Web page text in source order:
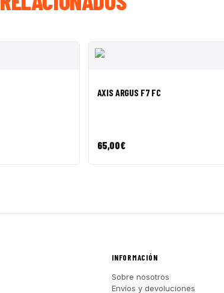
AXIS ARGUS F7 FC
65,00€
INFORMACIÓN
Sobre nosotros
Envíos y devoluciones